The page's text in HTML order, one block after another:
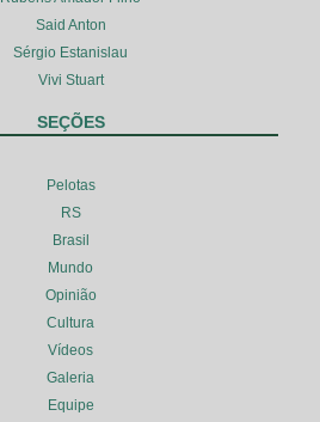
Said Anton
Sérgio Estanislau
Vivi Stuart
SEÇÕES
Pelotas
RS
Brasil
Mundo
Opinião
Cultura
Vídeos
Galeria
Equipe